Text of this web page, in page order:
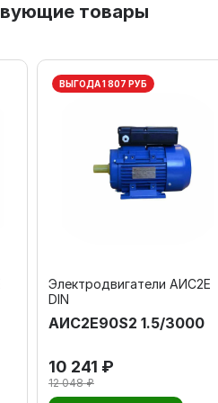
товары
ВЫГОДА 1 807 РУБ
Электродвигатели АИС2Е
DIN
АИС2Е90S2 1.5/3000
10 241 ₽
12 048 ₽